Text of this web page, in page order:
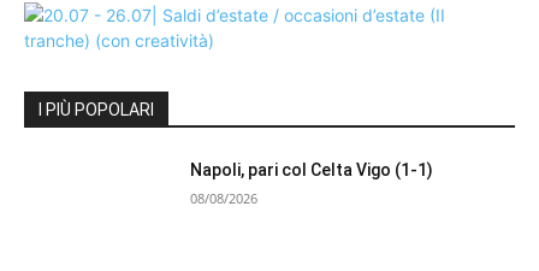
I PIÙ POPOLARI
Napoli, pari col Celta Vigo (1-1)
08/08/2026